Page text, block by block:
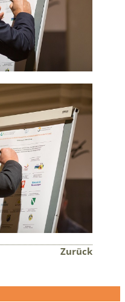
Zurück